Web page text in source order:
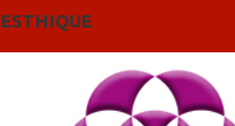
ESTHIQUE